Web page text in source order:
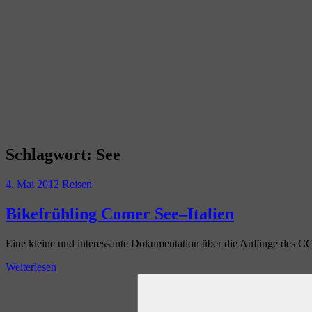
Schlagwort: See
4. Mai 2012 Reisen
Bikefrühling Comer See–Italien
Eine kleine und interessante Dokumentation über die Anfänge des
Weiterlesen